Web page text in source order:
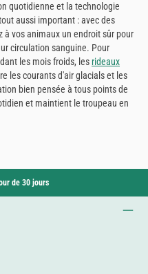
quotidienne et la technologie
aussi important : avec des
à vos animaux un endroit sûr pour
circulation sanguine. Pour
les mois froids, les rideaux
les courants d'air glacials et les
bien pensée à tous points de
et maintient le troupeau en
de 30 jours